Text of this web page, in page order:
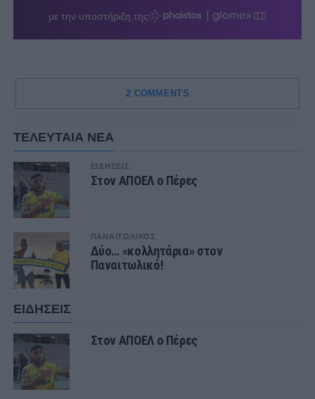
2 COMMENTS
ΤΕΛΕΥΤΑΙΑ ΝΕΑ
ΕΙΔΗΣΕΙΣ
Στον ΑΠΟΕΛ ο Πέρες
ΠΑΝΑΙΤΩΛΙΚΟΣ
Δύο… «κολλητάρια» στον
Παναιτωλικό!
ΕΙΔΗΣΕΙΣ
Στον ΑΠΟΕΛ ο Πέρες